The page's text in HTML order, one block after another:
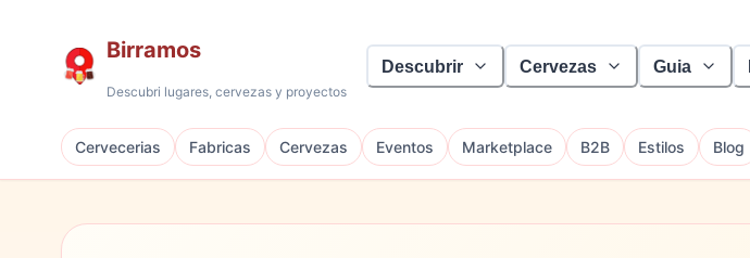
Birramos
Descubri lugares, cervezas y proyectos
Descubrir Cervezas Guia
Cervecerias Fabricas Cervezas Eventos Marketplace B2B Estilos Blog